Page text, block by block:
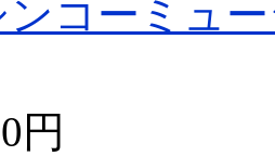
ンコーミュ
円